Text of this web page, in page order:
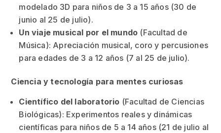
modelado 3D para niños de 3 a 15 años (30 de
junio al 25 de julio).
Un viaje musical por el mundo (Facultad de
Música): Apreciación musical, coro y percusiones
para edades de 3 a 12 años (7 al 25 de julio).
Ciencia y tecnología para mentes curiosas
Científico del laboratorio (Facultad de Ciencias
Biológicas): Experimentos reales y dinámicas
científicas para niños de 5 a 14 años (21 de julio al